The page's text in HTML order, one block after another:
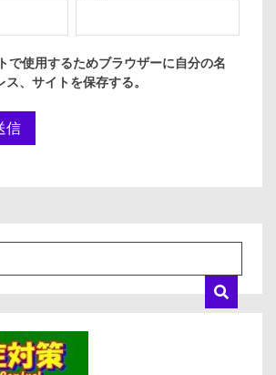
で使用するためブラウザーに自分の名
、サイトを保存する。